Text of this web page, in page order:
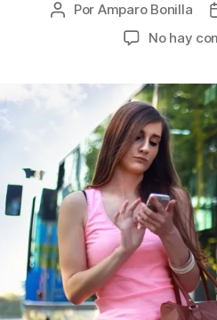
S
Autor
Por Amparo Bonilla
No hay